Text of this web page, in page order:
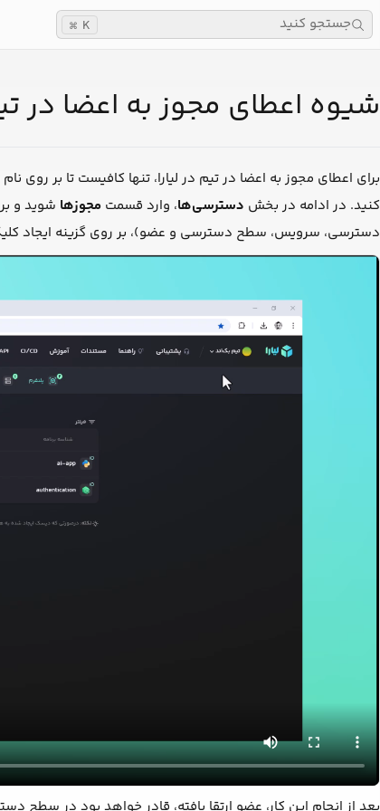
شیوه اعطای مجوز به اعضا در
برای اعطای مجوز به اعضا در تیم در لیارا، تنها کافیست تا بر
کنید. در ادامه در بخش دسترسی‌ها، وارد قسمت مجوزها شوید و
دسترسی، سرویس، سطح دسترسی و عضو)، بر روی گزینه ایجاد کلیک
جستجو کنید K
⌘